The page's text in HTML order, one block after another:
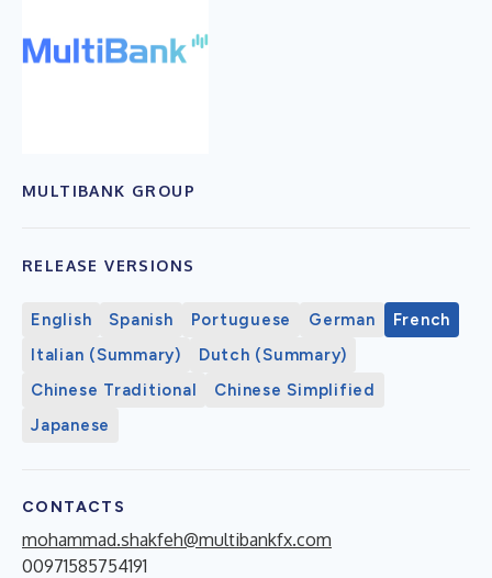
MULTIBANK GROUP
RELEASE VERSIONS
English Spanish Portuguese German
French
Italian (Summary)
Dutch (Summary)
Chinese Traditional
Chinese Simplified
Japanese
CONTACTS
mohammad.shakfeh@multibankfx.com
00971585754191